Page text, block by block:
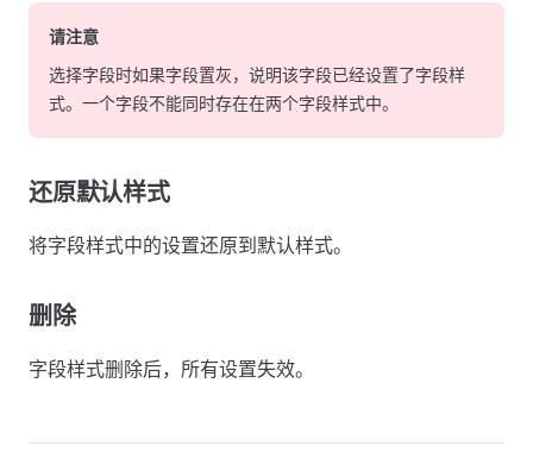
请注意
选择字段时如果字段置灰，说明该字段已经设置了字段样
式。一个字段不能同时存在在两个字段样式中。
还原默认样式
将字段样式中的设置还原到默认样式。
删除
字段样式删除后，所有设置失效。